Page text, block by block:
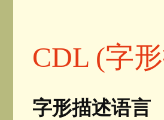
CDL (字
字形描述语言